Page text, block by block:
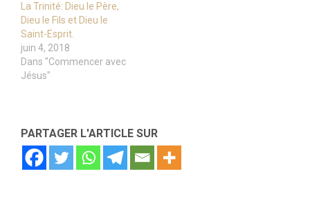
La Trinité: Dieu le Père,
Dieu le Fils et Dieu le
Saint-Esprit.
juin 4, 2018
Dans "Commencer avec
Jésus"
PARTAGER L'ARTICLE SUR